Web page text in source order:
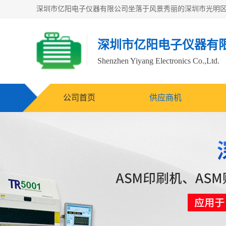
深圳市亿阳电子仪器有
Shenzhen Yiyang Electronics Co.,Ltd.
公司首页 供应商机